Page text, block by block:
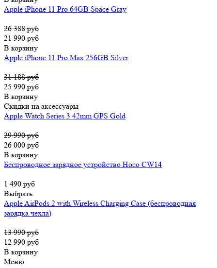
Apple iPhone 11 Pro 64GB Space Gray
26 388 руб
21 990 руб
В корзину
Apple iPhone 11 Pro Max 256GB Silver
31 188 руб
25 990 руб
В корзину
Скидки на аксессуары
Apple Watch Series 3 42mm GPS Gold
29 990 руб
26 000 руб
В корзину
Беспроводное зарядное устройство Hoco CW14
1 490 руб
Выбрать
Apple AirPods 2 with Wireless Charging Case (беспроводная
зарядка чехла)
13 990 руб
12 990 руб
В корзину
Меню